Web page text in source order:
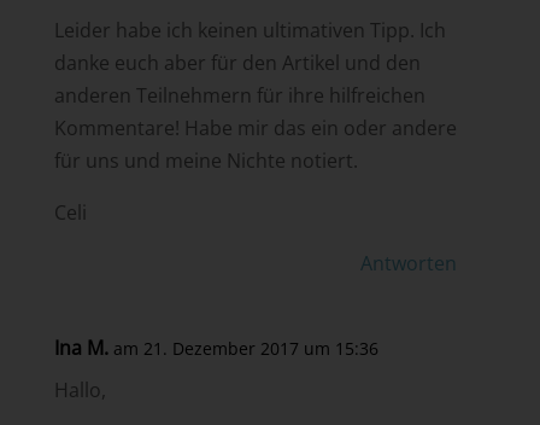
Leider habe ich keinen ultimativen Tipp. Ich
danke euch aber für den Artikel und den
anderen Teilnehmern für ihre hilfreichen
Kommentare! Habe mir das ein oder andere
für uns und meine Nichte notiert.
Celi
Antworten
Ina M. am 21. Dezember 2017 um 15:36
Hallo,